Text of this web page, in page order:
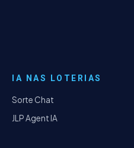
IA NAS LOTERIAS
Sorte Chat
JLP Agent IA